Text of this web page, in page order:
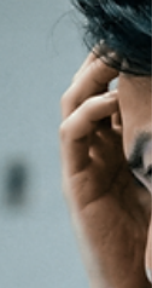
」は同時に進めるべ
入条件をプロに見
制」が含まれている
リアル回帰が進む
依然として高く、
い。 はじめに こ
業者・ 株式会社
入り、企業のキック
月の株主総会に向
。 初めて事務局